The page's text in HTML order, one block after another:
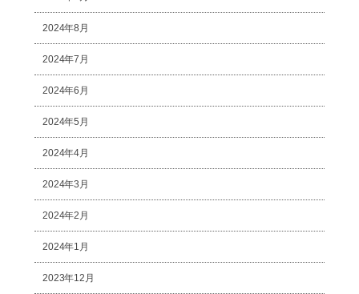
2024年8月
2024年7月
2024年6月
2024年5月
2024年4月
2024年3月
2024年2月
2024年1月
2023年12月